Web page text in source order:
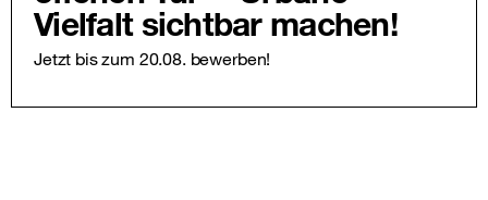
Vielfalt sichtbar machen!
Jetzt bis zum 20.08. bewerben!